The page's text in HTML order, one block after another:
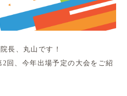
長、丸山です！
回、今年出場予定の大会をご紹